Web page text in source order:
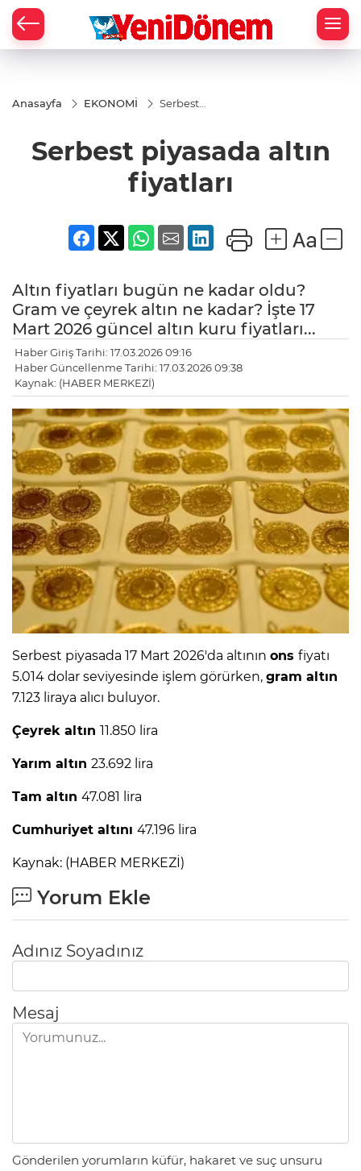
Anasayfa EKONOMİ
Serbest
fiyatları
Serbest piyasada altın
fiyatları
Altın fiyatları bugün ne kadar oldu?
Gram ve çeyrek altın ne kadar? İşte 17
Mart 2026 güncel altın kuru fiyatları...
Haber Giriş Tarihi: 17.03.2026 09:16
Haber Güncellenme Tarihi: 17.03.2026 09:38
Kaynak: (HABER MERKEZİ)
Serbest piyasada 17 Mart 2026'da altının ons fiyatı
5.014 dolar seviyesinde işlem görürken, gram altın
7.123 liraya alıcı buluyor.
Çeyrek altın 11.850 lira
Yarım altın 23.692 lira
Tam altın 47.081 lira
Cumhuriyet altını 47.196 lira
Kaynak: (HABER MERKEZİ)
Yorum Ekle
Adınız Soyadınız
Mesaj
Gönderilen yorumların küfür, hakaret ve suç unsuru